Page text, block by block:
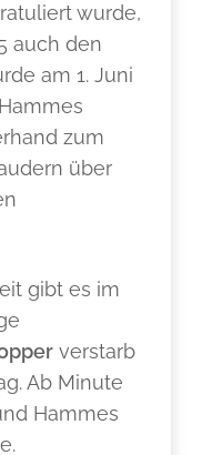
wurde,
auch den
am 1. Juni
zum
über
gibt es im
verstarb
Ab Minute
Hammes